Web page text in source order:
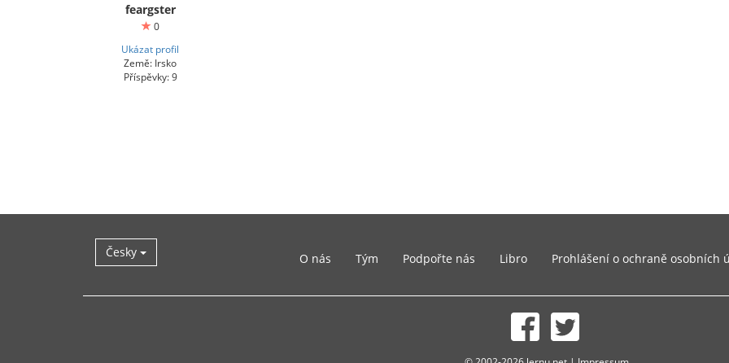
feargster
0
Ukázat profil
Země: Irsko
Příspěvky: 9
Česky O nás Tým Podpořte nás Libro Prohlášení o ochraně osobních